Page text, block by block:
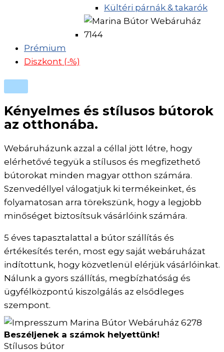
Kültéri párnák & takarók
Prémium
Diszkont (-%)
Kényelmes és stílusos bútorok
az otthonába.
Webáruházunk azzal a céllal jött létre, hogy
elérhetővé tegyük a stílusos és megfizethető
bútorokat minden magyar otthon számára.
Szenvedéllyel válogatjuk ki termékeinket, és
folyamatosan arra törekszünk, hogy a legjobb
minőséget biztosítsuk vásárlóink számára.
5 éves tapasztalattal a bútor szállítás és
értékesítés terén, most egy saját webáruházat
indítottunk, hogy közvetlenül elérjük vásárlóinkat.
Nálunk a gyors szállítás, megbízhatóság és
ügyfélközpontú kiszolgálás az elsődleges
szempont.
Beszéljenek a számok helyettünk!
Stílusos bútor